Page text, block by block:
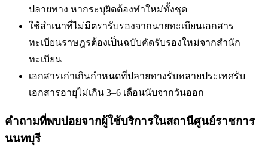
ปลายทาง หากระบุผิดต้องทำใหม่ทั้งชุด
ใช้สำเนาที่ไม่มีตรารับรองจากนายทะเบียนเอกสาร
ทะเบียนราษฎรต้องเป็นฉบับคัดรับรองใหม่จากสำนัก
ทะเบียน
เอกสารเก่าเกินกำหนดที่ปลายทางรับหลายประเทศรับ
เอกสารอายุไม่เกิน 3–6 เดือนนับจากวันออก
คำถามที่พบบ่อยจากผู้ใช้บริการในสถานีศูนย์ราชการ
นนทบุรี